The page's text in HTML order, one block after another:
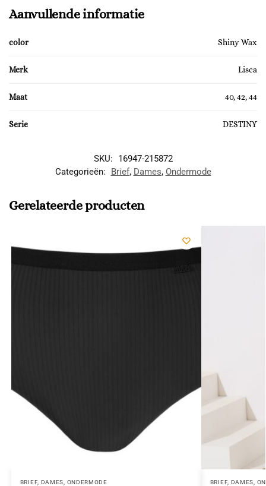
Aanvullende informatie
color Shiny Wax
Merk Lisca
Maat 40, 42, 44
Serie DESTINY
SKU:
16947-215872
Categorieën:
Brief, Dames, Ondermode
Gerelateerde producten
BRIEF, DAMES ONDERMODE BRIEF, DAMES